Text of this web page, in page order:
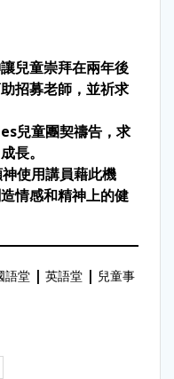
兒童崇拜在兩年後
招募老師，並祈求
兒童團契禱告，求
長。
使用講員藉此機
情感和精神上的健
語堂 | 英語堂 | 兒童事